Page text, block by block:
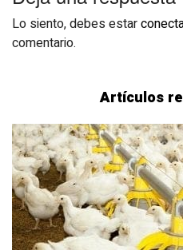
Lo siento, debes estar
comentario.
Artículos